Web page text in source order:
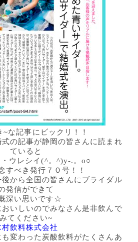
~な記事にビックリ！！
の記事が静岡の皆さんに読まれ
ていると
ウレシイ(^。^)y-.。o○
すべき発行７０号！！
から全国の皆さんにブライダル
発信ができて
深い思いです☆
いしいのでみなさん是非飲んで
みてください~
村飲料株式会社
変わった炭酸飲料がたくさんあ